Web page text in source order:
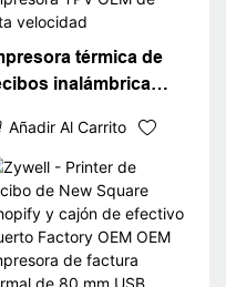
térmica de
inalámbrica
| Impresora TPV
de alta velocidad
Añadir Al Carrito